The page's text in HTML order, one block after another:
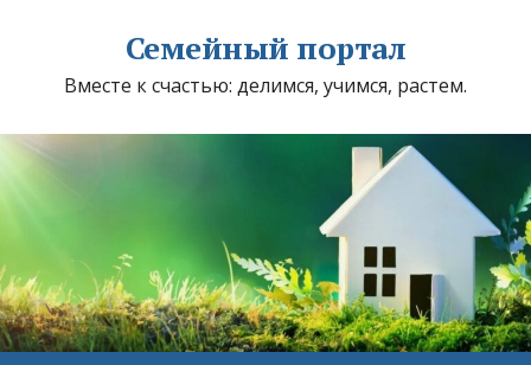
Семейный портал
Вместе к счастью: делимся, учимся, растем.